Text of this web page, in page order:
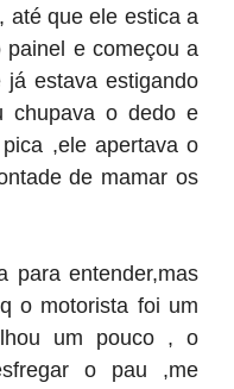
até que ele estica a
e começou a
estava estigando
chupava o dedo e
,ele apertava o
de mamar os
para entender,mas
o motorista foi um
um pouco , o
o pau ,me